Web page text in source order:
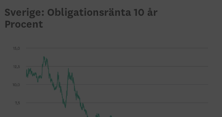
Sverige: Obligationsränta 10 år
Procent